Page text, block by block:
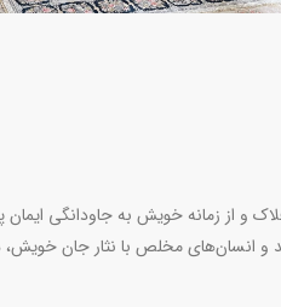
و از زمانه خویش به جاودانگی
و انسان‌های مخلص با نثار جان خویش،